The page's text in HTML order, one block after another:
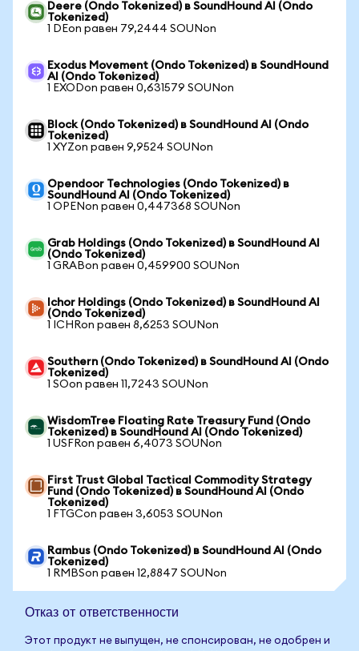
Deere (Ondo Tokenized) в SoundHound AI (Ondo
Tokenized)
1 DEon равен 79,2444 SOUNon
Exodus Movement (Ondo Tokenized) в SoundHound
AI (Ondo Tokenized)
1 EXODon равен 0,631579 SOUNon
Block (Ondo Tokenized) в SoundHound AI (Ondo
Tokenized)
1 XYZon равен 9,9524 SOUNon
Opendoor Technologies (Ondo Tokenized) в
SoundHound AI (Ondo Tokenized)
1 OPENon равен 0,447368 SOUNon
Grab Holdings (Ondo Tokenized) в SoundHound AI
(Ondo Tokenized)
1 GRABon равен 0,459900 SOUNon
Ichor Holdings (Ondo Tokenized) в SoundHound AI
(Ondo Tokenized)
1 ICHRon равен 8,6253 SOUNon
Southern (Ondo Tokenized) в SoundHound AI (Ondo
Tokenized)
1 SOon равен 11,7243 SOUNon
WisdomTree Floating Rate Treasury Fund (Ondo
Tokenized) в SoundHound AI (Ondo Tokenized)
1 USFRon равен 6,4073 SOUNon
First Trust Global Tactical Commodity Strategy
Fund (Ondo Tokenized) в SoundHound AI (Ondo
Tokenized)
1 FTGCon равен 3,6053 SOUNon
Rambus (Ondo Tokenized) в SoundHound AI (Ondo
Tokenized)
1 RMBSon равен 12,8847 SOUNon
Отказ от ответственности
Этот продукт не выпущен, не спонсирован, не одобрен и